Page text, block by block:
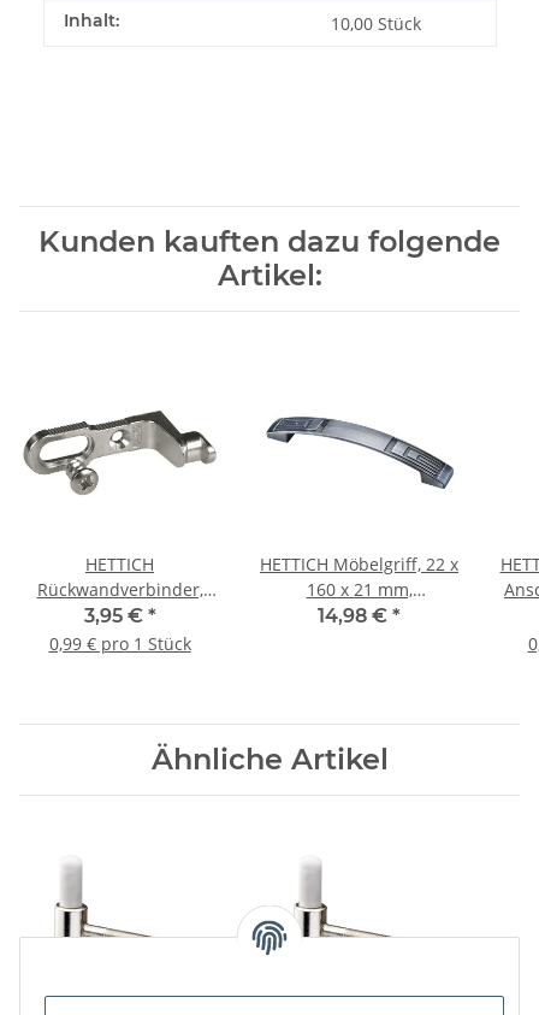
Inhalt: 10,00 Stück
Kunden kauften dazu folgende
Artikel:
HETTICH
Rückwandverbinder,
Zinkdruckguss
vernickelt, 4 Stück
3,95 € *
0,99 € pro 1 Stück
HETTICH Möbelgriff, 22 x
160 x 21 mm,
Zinkdruckguss brüniert,
14,98 € *
Ähnliche Artikel